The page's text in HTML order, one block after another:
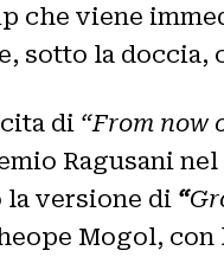
che viene
sotto la doccia,
di “From now
Ragusani
la versione di “
Mogol,